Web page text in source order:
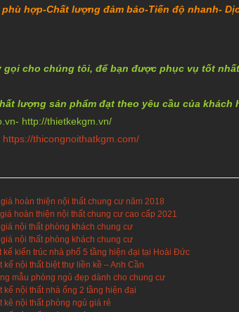
phù hợp-Chất lượng đảm bảo-Tiến độ nhanh-
gọi cho chúng tôi, để bạn được phục vụ tốt
lượng sản phẩm đạt theo yêu cầu của khách
- http://thietkekgm.vn/
https://thicongnoithatkgm.com/
giá hoàn thiện nội thất chung cư năm 2018
hoàn thiện nội thất chung cư cao cấp 2021
giá nội thất phòng khách chung cư
giá nội thất phòng khách chung cư
kế kiến trúc nhà phố 5 tầng hiện đại tại Hoài Đức
kế nội thất biệt thự liền kề – Anh Cần
mẫu phòng ngủ đẹp dành cho chung cư
kế nội thất nhà ống 2 tầng hiện đại
kê nội thất phòng ngủ giá rẻ